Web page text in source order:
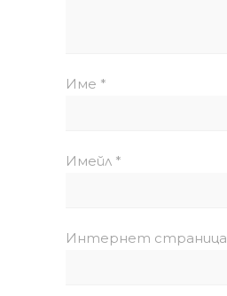
Име *
Имейл *
Интернет страница